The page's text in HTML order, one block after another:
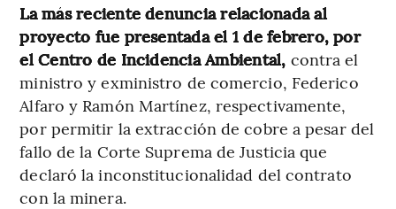
La más reciente denuncia relacionada al
proyecto fue presentada el 1 de febrero, por
el Centro de Incidencia Ambiental, contra el
ministro y exministro de comercio, Federico
Alfaro y Ramón Martínez, respectivamente,
por permitir la extracción de cobre a pesar del
fallo de la Corte Suprema de Justicia que
declaró la inconstitucionalidad del contrato
con la minera.